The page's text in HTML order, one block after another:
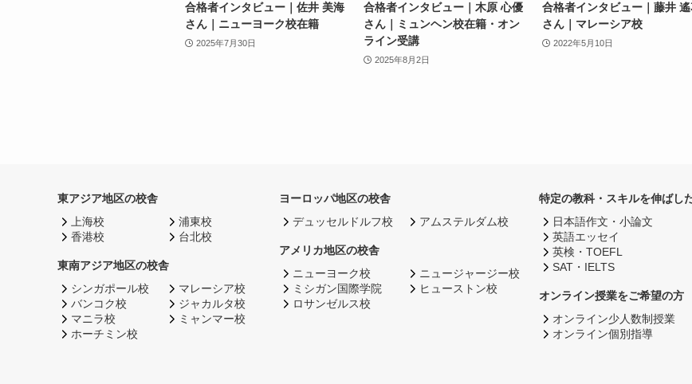
合格者インタビュー｜佐井 美海
さん｜ニューヨーク校在籍
2025年7月30日
合格者インタビュー｜木原 心優
さん｜ミュンヘン校在籍・オン
ライン受講
2025年8月2日
合格者インタビュー｜藤井
さん｜マレーシア校
2022年5月10日
東アジア地区の校舎
上海校
香港校
浦東校
台北校
東南アジア地区の校舎
シンガポール校
バンコク校
マニラ校
ホーチミン校
マレーシア校
ジャカルタ校
ミャンマー校
ヨーロッパ地区の校舎
デュッセルドルフ校
アムステルダム校
アメリカ地区の校舎
ニューヨーク校
ミシガン国際学院
ロサンゼルス校
ニュージャージー校
ヒューストン校
特定の教科・スキルを伸ばし
日本語作文・小論文
英語エッセイ
英検・TOEFL
SAT・IELTS
オンライン授業をご希望の方
オンライン少人数制授業
オンライン個別指導